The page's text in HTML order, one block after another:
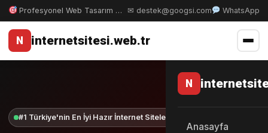
Profesyonel Web Tasarım & WordPress Çözümleri ✉ destek@googsi.com WhatsApp
N internetsitesi.web.tr
N
Anasayfa
#1 Türkiye'nin En İyi Hazır İnternet Siteleri